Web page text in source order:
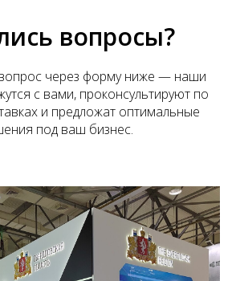
вопросы?
через форму ниже — наши
с вами, проконсультируют по
и предложат оптимальные
под ваш бизнес.